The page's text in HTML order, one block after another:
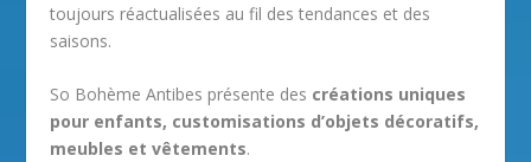
toujours réactualisées au fil des tendances et des
saisons.
So Bohème Antibes présente des créations uniques
pour enfants, customisations d’objets décoratifs,
meubles et vêtements.